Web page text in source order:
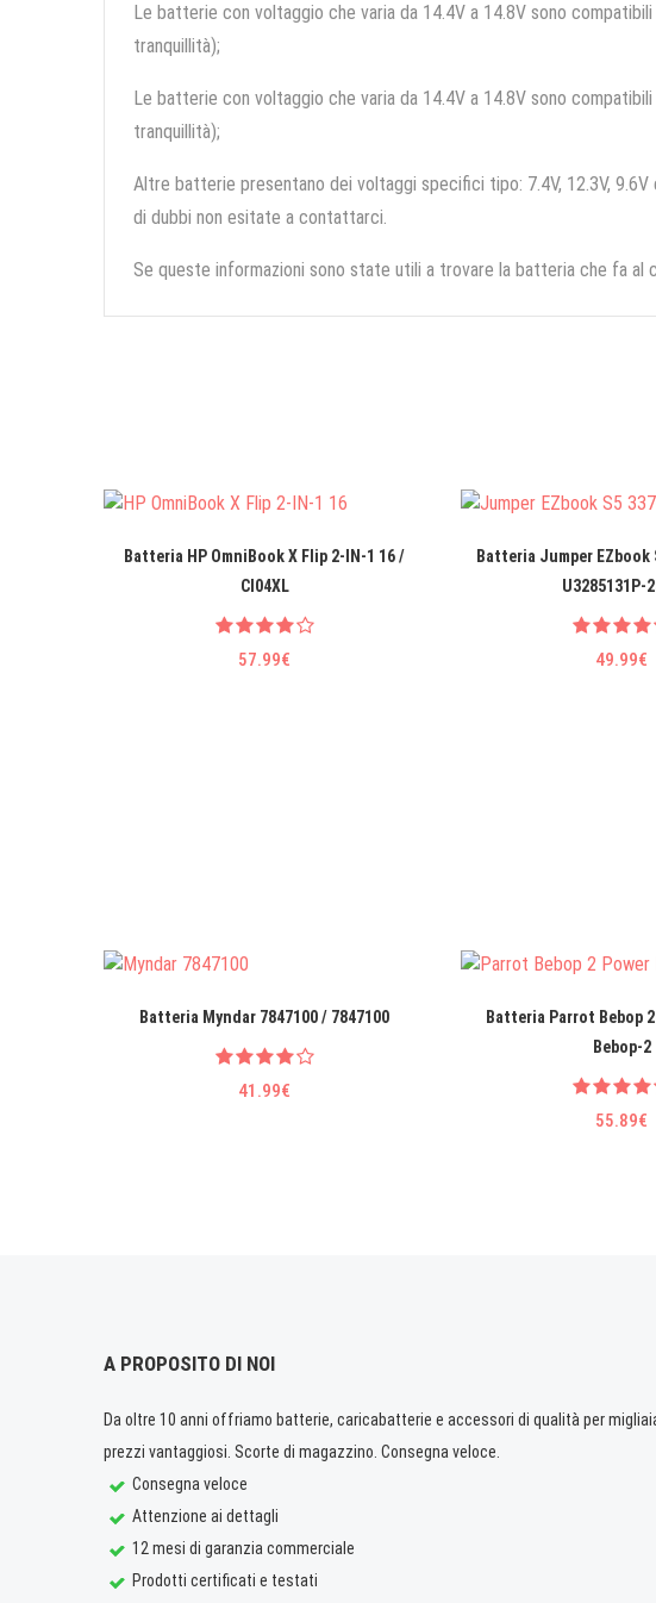
Le batterie con voltaggio che varia da 14.4V a 14.8V sono
tranquillità);
Le batterie con voltaggio che varia da 14.4V a 14.8V sono
tranquillità);
Altre batterie presentano dei voltaggi specifici tipo: 7.4V, 12.3V,
di dubbi non esitate a contattarci.
Se queste informazioni sono state utili a trovare la batteria che fa
Batteria HP OmniBook X Flip 2-IN-1 16 /
CI04XL
57.99€
Batteria Jumper EZbook
U3285131P-
49.99€
Batteria Myndar 7847100 / 7847100
41.99€
Batteria Parrot Bebop
Bebop-2
55.89€
A PROPOSITO DI NOI
Da oltre 10 anni offriamo batterie, caricabatterie e accessori di qualità per
prezzi vantaggiosi. Scorte di magazzino. Consegna veloce.
Consegna veloce
Attenzione ai dettagli
12 mesi di garanzia commerciale
Prodotti certificati e testati